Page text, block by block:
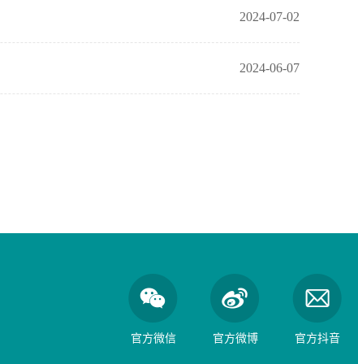
2024-07-02
2024-06-07
官方微信 官方微博 官方抖音